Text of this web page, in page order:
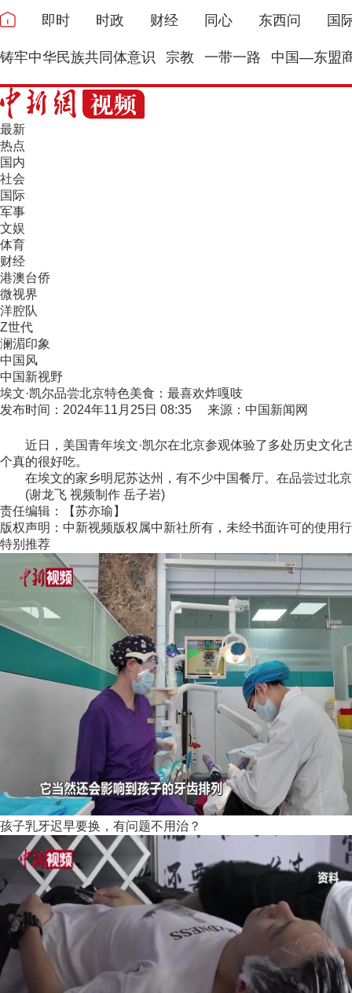
即时 时政 财经 同心 东西问 国
铸牢中华民族共同体意识 宗教 一带一路 中国—东盟
最新
热点
国内
社会
国际
军事
文娱
体育
财经
港澳台侨
微视界
洋腔队
Z世代
澜湄印象
中国风
中国新视野
埃文·凯尔品尝北京特色美食：最喜欢炸嘎吱
发布时间：2024年11月25日 08:35 来源：中国新闻网
近日，美国青年埃文·凯尔在北京参观体验了多处历史文化
个真的很好吃。
在埃文的家乡明尼苏达州，有不少中国餐厅。在品尝过北京
(谢龙飞 视频制作 岳子岩)
责任编辑：【苏亦瑜】
版权声明：中新视频版权属中新社所有，未经书面许可的使用
特别推荐
孩子乳牙迟早要换，有问题不用治？